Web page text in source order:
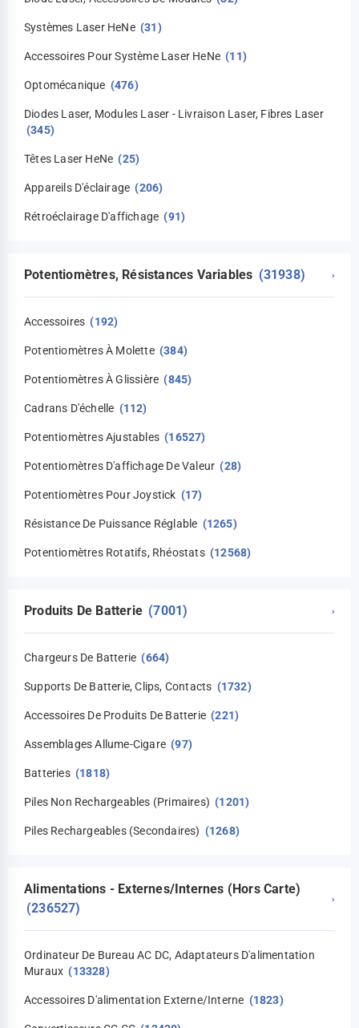
Systèmes Laser HeNe (31)
Accessoires Pour Système Laser HeNe (11)
Optomécanique (476)
Diodes Laser, Modules Laser - Livraison Laser, Fibres Laser
(345)
Têtes Laser HeNe (25)
Appareils D'éclairage (206)
Rétroéclairage D'affichage (91)
Potentiomètres, Résistances Variables (31938) ›
Accessoires (192)
Potentiomètres À Molette (384)
Potentiomètres À Glissière (845)
Cadrans D'échelle (112)
Potentiomètres Ajustables (16527)
Potentiomètres D'affichage De Valeur (28)
Potentiomètres Pour Joystick (17)
Résistance De Puissance Réglable (1265)
Potentiomètres Rotatifs, Rhéostats (12568)
Produits De Batterie (7001) ›
Chargeurs De Batterie (664)
Supports De Batterie, Clips, Contacts (1732)
Accessoires De Produits De Batterie (221)
Assemblages Allume-Cigare (97)
Batteries (1818)
Piles Non Rechargeables (primaires) (1201)
Piles Rechargeables (secondaires) (1268)
Alimentations - Externes/Internes (Hors Carte)
(236527)
›
Ordinateur De Bureau AC DC, Adaptateurs D'alimentation
Muraux (13328)
Accessoires D'alimentation Externe/interne (1823)